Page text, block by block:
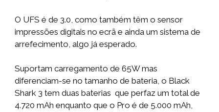
O UFS é de 3.0, como também têm o sensor
impressões digitais no ecrã e ainda um sistema de
arrefecimento, algo já esperado.
Suportam carregamento de 65W mas
diferenciam-se no tamanho de bateria, o Black
Shark 3 tem duas baterias que perfaz um total de
4.720 mAh enquanto que o Pro é de 5.000 mAh,